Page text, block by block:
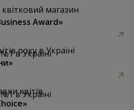
магазин
Award»
року в Україні
квітів